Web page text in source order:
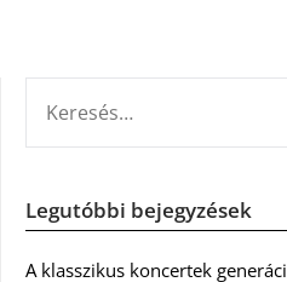
Legutóbbi bejegyzések
A klasszikus koncertek